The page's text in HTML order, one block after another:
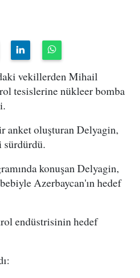
vekillerden Mihail
tesislerine nükleer bomba
anket oluşturan Delyagin,
sürdürdü.
konuşan Delyagin,
Azerbaycan'ın hedef
endüstrisinin hedef